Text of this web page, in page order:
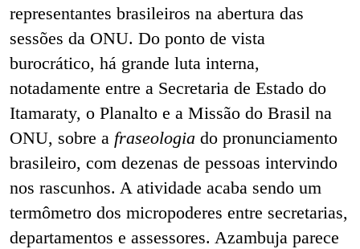
representantes brasileiros na abertura das
sessões da ONU. Do ponto de vista
burocrático, há grande luta interna,
notadamente entre a Secretaria de Estado do
Itamaraty, o Planalto e a Missão do Brasil na
ONU, sobre a fraseologia do pronunciamento
brasileiro, com dezenas de pessoas intervindo
nos rascunhos. A atividade acaba sendo um
termômetro dos micropoderes entre secretarias,
departamentos e assessores. Azambuja parece